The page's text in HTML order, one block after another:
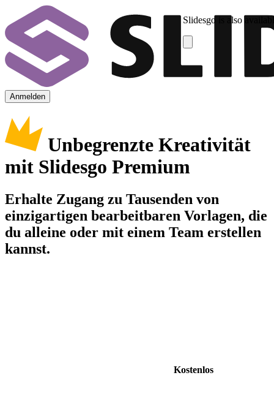
Slidesgo is also
Anmelden
Unbegrenzte Kreativität
mit Slidesgo Premium
Erhalte Zugang zu Tausenden von
einzigartigen bearbeitbaren Vorlagen, die
du alleine oder mit einem Team erstellen
kannst.
Kostenlos